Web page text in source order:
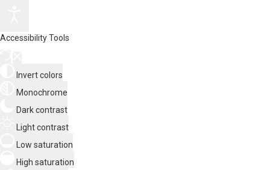
Accessibility Tools
Invert colors
Monochrome
Dark contrast
Light contrast
Low saturation
High saturation